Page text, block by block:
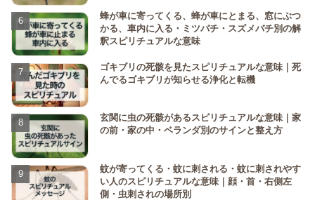
蜂が車に寄ってくる、蜂が車にとまる、窓にぶつ
かる、車内に入る・ミツバチ・スズメバチ別の解
釈スピリチュアルな意味
ゴキブリの死骸を見たスピリチュアルな意味｜死
んでるゴキブリが知らせる浄化と転機
玄関に虫の死骸があるスピリチュアルな意味｜家
の前・家の中・ベランダ別のサインと整え方
蚊が寄ってくる・蚊に刺される・蚊に刺されやす
い人のスピリチュアルな意味｜顔・首・右側左
側・虫刺されの場所別